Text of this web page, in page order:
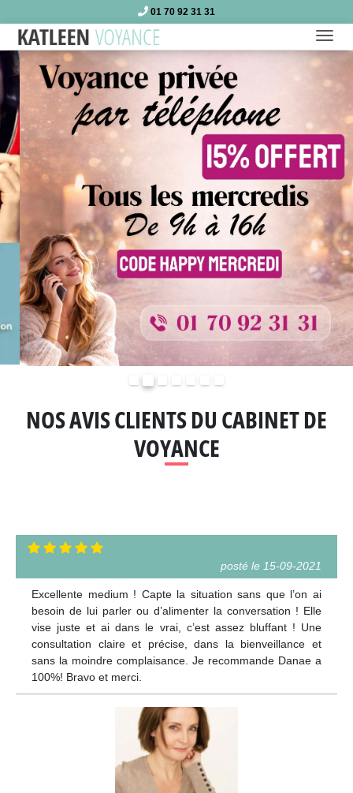
01 70 92 31 31
NOS AVIS CLIENTS DU CABINET DE
VOYANCE
posté le 15-09-2021
Excellente medium ! Capte la situation sans que l’on ai
besoin de lui parler ou d’alimenter la conversation ! Elle
vise juste et ai dans le vrai, c’est assez bluffant ! Une
consultation claire et précise, dans la bienveillance et
sans la moindre complaisance. Je recommande Danae a
100%! Bravo et merci.